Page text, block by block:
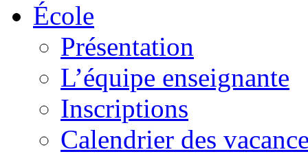
École
Présentation
L’équipe enseignante
Inscriptions
Calendrier des